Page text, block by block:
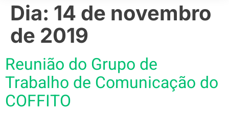
Dia: 14 de novembro
de 2019
Reunião do Grupo de
Trabalho de Comunicação do
COFFITO